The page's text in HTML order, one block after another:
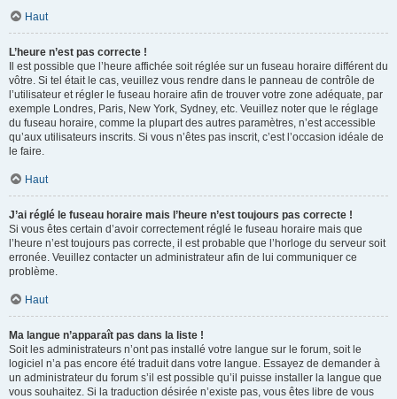
Haut
L’heure n’est pas correcte !
Il est possible que l’heure affichée soit réglée sur un fuseau horaire différent du
vôtre. Si tel était le cas, veuillez vous rendre dans le panneau de contrôle de
l’utilisateur et régler le fuseau horaire afin de trouver votre zone adéquate, par
exemple Londres, Paris, New York, Sydney, etc. Veuillez noter que le réglage
du fuseau horaire, comme la plupart des autres paramètres, n’est accessible
qu’aux utilisateurs inscrits. Si vous n’êtes pas inscrit, c’est l’occasion idéale de
le faire.
Haut
J’ai réglé le fuseau horaire mais l’heure n’est toujours pas correcte !
Si vous êtes certain d’avoir correctement réglé le fuseau horaire mais que
l’heure n’est toujours pas correcte, il est probable que l’horloge du serveur soit
erronée. Veuillez contacter un administrateur afin de lui communiquer ce
problème.
Haut
Ma langue n’apparaît pas dans la liste !
Soit les administrateurs n’ont pas installé votre langue sur le forum, soit le
logiciel n’a pas encore été traduit dans votre langue. Essayez de demander à
un administrateur du forum s’il est possible qu’il puisse installer la langue que
vous souhaitez. Si la traduction désirée n’existe pas, vous êtes libre de vous